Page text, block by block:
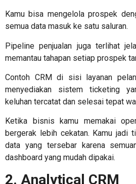
Kamu bisa mengelola prospek
semua data masuk ke satu saluran.
Pipeline penjualan juga terlihat
memantau tahapan setiap prospek
Contoh CRMdi sisi layanan
menyediakan sistem ticketing
keluhan tercatat dan selesai tepat
Ketika bisnis kamu memakai
bergerak lebih cekatan. Kamu jadi
data yang tersebar karena
dashboard yang mudah dipakai.
2. Analytical CRM